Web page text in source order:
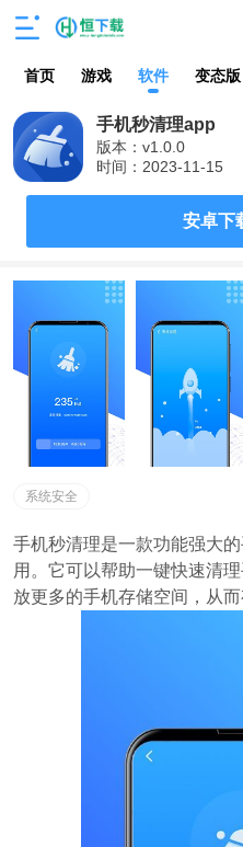
首页 游戏 软件 变态版
手机秒清理app
版本：v1.0.0
时间：2023-11-15
安卓下
系统安全
手机秒清理是一款功能强大
用。它可以帮助一键快速清
放更多的手机存储空间，从